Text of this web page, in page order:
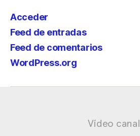
Acceder
Feed de entradas
Feed de comentarios
WordPress.org
Vídeo canal